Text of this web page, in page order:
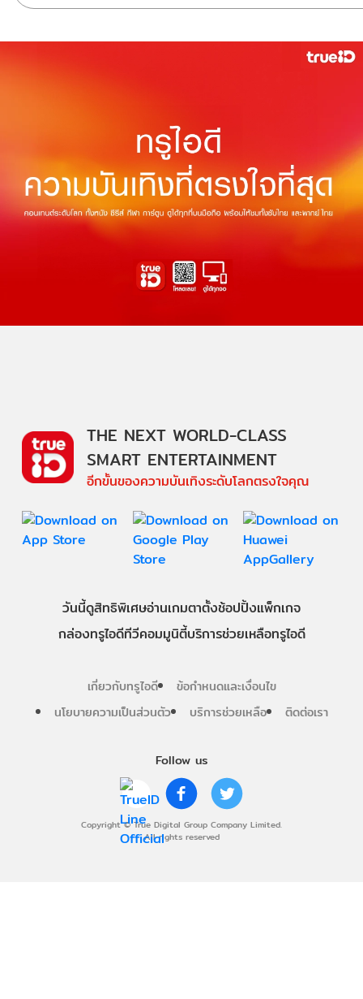
Follow us
Copyright © True Digital Group Company Limited.
All rights reserved
THE NEXT WORLD-CLASS
SMART ENTERTAINMENT
อีกขั้นของความบันเทิงระดับโลกตรงใจคุณ
วันนี้ดูสิทธิพิเศษอ่านเกมตาตั้งช้อปปิ้งแพ็กเกจ
กล่องทรูไอดีทีวีคอมมูนิตี้บริการช่วยเหลือทรูไอดี
เกี่ยวกับทรูไอดี
ข้อกำหนดและเงื่อนไข
นโยบายความเป็นส่วนตัว
บริการช่วยเหลือ ติดต่อเรา